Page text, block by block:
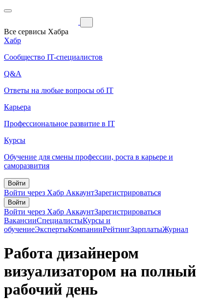
Все сервисы Хабра
Хабр
Сообщество IT-специалистов
Q&A
Ответы на любые вопросы об IT
Карьера
Профессиональное развитие в IT
Курсы
Обучение для смены профессии, роста в карьере и
саморазвития
Войти
Войти через Хабр АккаунтЗарегистрироваться
Войти
Войти через Хабр АккаунтЗарегистрироваться
ВакансииСпециалистыКурсы и
обучениеЭкспертыКомпанииРейтингЗарплатыЖурнал
Работа дизайнером
визуализатором на полный
рабочий день